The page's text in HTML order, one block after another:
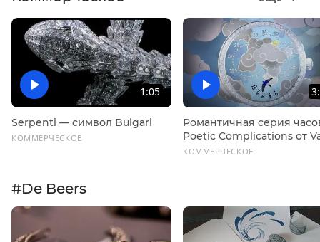
1:05
Serpenti — символ Bulgari
КОММЕРЧЕСКОЕ
Романтичная серия
Poetic Complications от
Cleef & Arpels
КОММЕРЧЕСКОЕ
#De Beers